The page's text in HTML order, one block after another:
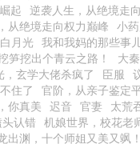
起 逆袭人生，从绝境走
从绝境走向权力巅峰 小
月光 我和我妈的那些事
笋挖出个青云之路！ 大
玄学大佬杀疯了 臣服
住了 官阶，从亲子鉴定
你真美 迟音 官妻 太荒
认错 机娘世界，校花老
出渊，十个师姐又美又飒！